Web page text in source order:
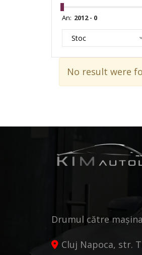
An:
Stoc
No result were
Drumul către
Cluj Napoca, str.